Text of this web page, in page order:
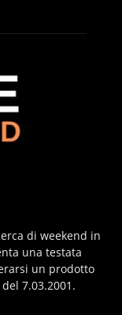
di weekend in
una testata
un prodotto
7.03.2001.